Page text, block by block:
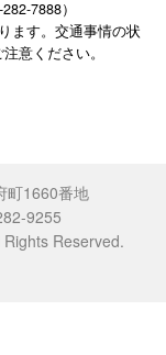
7888）
ます。交通事情の状
意ください。
町1660番地
9255
Reserved.